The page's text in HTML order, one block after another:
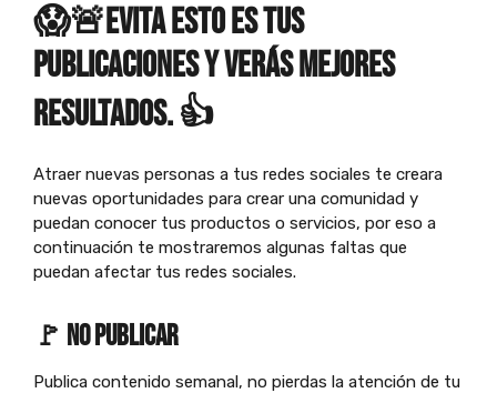
😱🚨Evita esto es tus
publicaciones y verás mejores
resultados. 👍
Atraer nuevas personas a tus redes sociales te creara
nuevas oportunidades para crear una comunidad y
puedan conocer tus productos o servicios, por eso a
continuación te mostraremos algunas faltas que
puedan afectar tus redes sociales.
🚩 no publicar
Publica contenido semanal, no pierdas la atención de tu